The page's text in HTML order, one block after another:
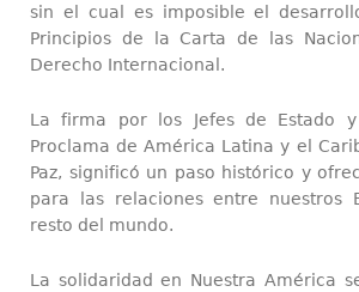
sin el cual es imposible el
Principios de la Carta de las
Derecho Internacional.
La firma por los Jefes de Estado
Proclama de América Latina y el
Paz, significó un paso histórico y
para las relaciones entre nuestros
resto del mundo.
La solidaridad en Nuestra América